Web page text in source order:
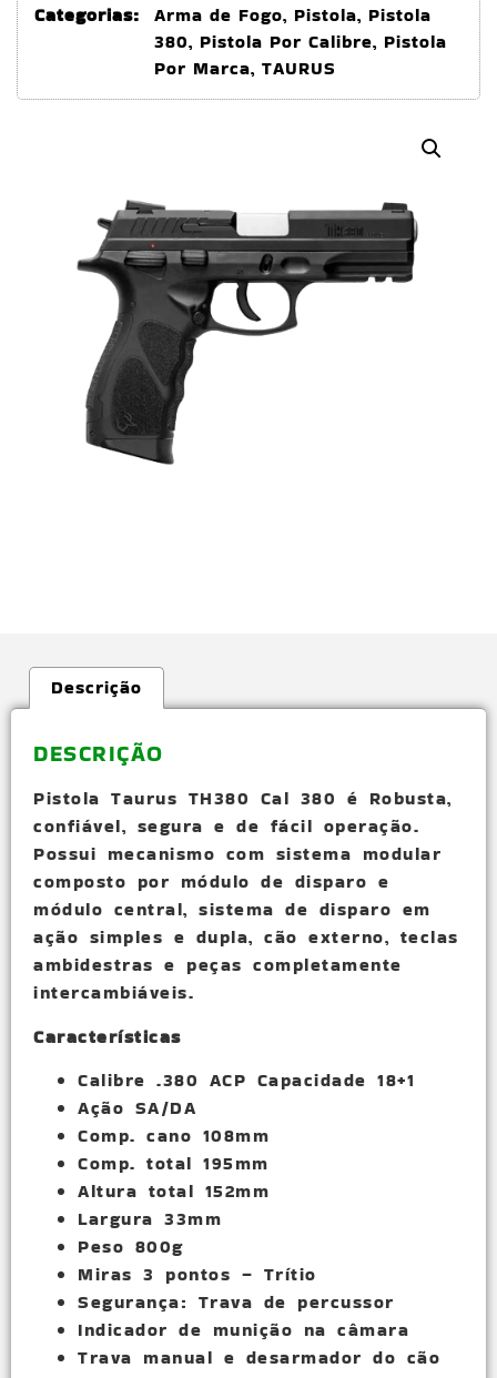
Categorias: Arma de Fogo, Pistola, Pistola
380, Pistola Por Calibre, Pistola
Por Marca, TAURUS
Descrição
DESCRIÇÃO
Pistola Taurus TH380 Cal 380 é Robusta,
confiável, segura e de fácil operação.
Possui mecanismo com sistema modular
composto por módulo de disparo e
módulo central, sistema de disparo em
ação simples e dupla, cão externo, teclas
ambidestras e peças completamente
intercambiáveis.
Características
Calibre .380 ACP Capacidade 18+1
Ação SA/DA
Comp. cano 108mm
Comp. total 195mm
Altura total 152mm
Largura 33mm
Peso 800g
Miras 3 pontos – Trítio
Segurança: Trava de percussor
Indicador de munição na câmara
Trava manual e desarmador do cão